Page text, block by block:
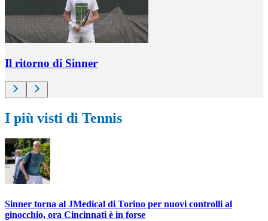
Il ritorno di Sinner
I più visti di Tennis
Sinner torna al JMedical di Torino per nuovi controlli al
ginocchio, ora Cincinnati è in forse